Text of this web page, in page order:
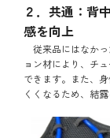
２．共通：背
感を向上
従来品にはなかっ
ョン材により、チ
できます。また、
くくなるため、結